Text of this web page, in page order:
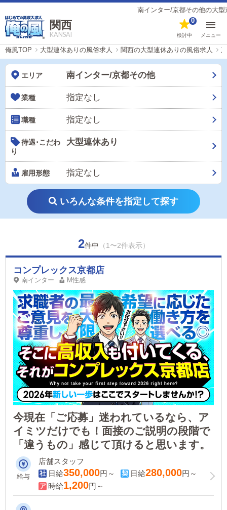
南インター/京都その他の大型連
関西
KANSAI 検討中
0
メニュー
俺風TOP 大型連休ありの風俗求人 関西の大型連休ありの風俗求人
エリア 南インター/京都その他
業種 指定なし
職種 指定なし
待遇･こだわ
り
大型連休あり
雇用形態 指定なし
いろんな条件を指定して探す
2件中 （1〜2件表示）
コンプレックス京都店
南インター M性感
今現在「ご応募」迷われているなら、ア
イミツだけでも！面接のご説明の段階で
「違うもの」感じて頂けると思います。
給与
店舗スタッフ
日給350,000円～ 日給280,000円～
時給1,200円～